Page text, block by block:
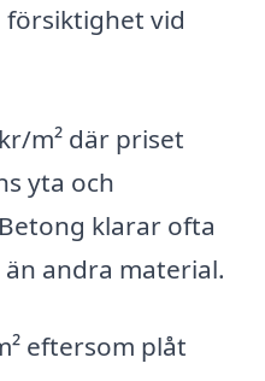
försiktighet vid
m² där priset
yta och
klarar ofta
andra material.
eftersom plåt